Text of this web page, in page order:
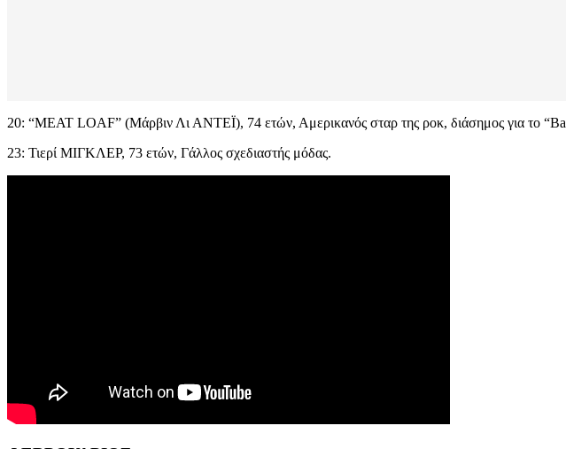
20: “MEAT LOAF” (Μάρβιν Λι ΑΝΤΕΪ), 74 ετών, Αμερικανός σταρ της ροκ, διάσημος για το
23: Τιερί ΜΙΓΚΛΕΡ, 73 ετών, Γάλλος σχεδιαστής μόδας.